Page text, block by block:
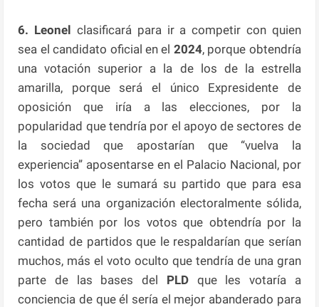
6. Leonel clasificará para ir a competir con quien
sea el candidato oficial en el 2024, porque obtendría
una votación superior a la de los de la estrella
amarilla, porque será el único Expresidente de
oposición que iría a las elecciones, por la
popularidad que tendría por el apoyo de sectores de
la sociedad que apostarían que “vuelva la
experiencia” aposentarse en el Palacio Nacional, por
los votos que le sumará su partido que para esa
fecha será una organización electoralmente sólida,
pero también por los votos que obtendría por la
cantidad de partidos que le respaldarían que serían
muchos, más el voto oculto que tendría de una gran
parte de las bases del PLDque les votaría a
conciencia de que él sería el mejor abanderado para